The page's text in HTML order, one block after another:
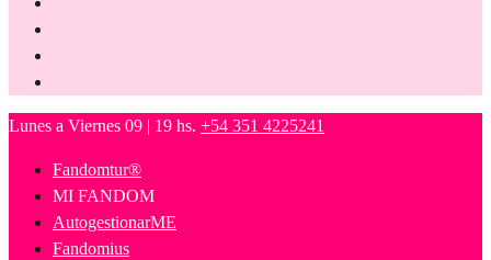
Lunes a Viernes 09 | 19 hs. +54 351 4225241
Fandomtur®
MI FANDOM
AutogestionarME
Fandomius